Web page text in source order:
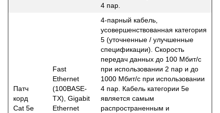
4 пар.
Патч
корд
Cat 5е
Fast
Ethernet
(100BASE-
TX), Gigabit
Ethernet
4-парный кабель,
усовершенствованная категория
5 (уточненные / улучшенные
спецификации). Скорость
передач данных до 100 Мбит/с
при использовании 2 пар и до
1000 Мбит/с при использовании
4 пар. Кабель категории 5е
является самым
распространенным и